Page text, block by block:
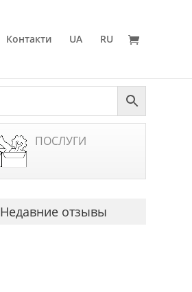
Контакти UA RU
ПОСЛУГИ
Недавние отзывы